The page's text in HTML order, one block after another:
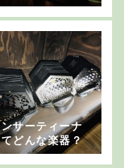
サーティーナ
どんな楽器？